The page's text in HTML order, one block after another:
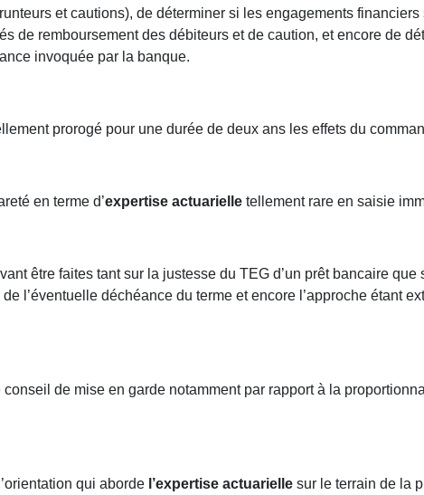
et cautions), de déterminer si les engagements
de remboursement des débiteurs et de caution, et encore de
invoquée par la banque.
prorogé pour une durée de deux ans les effets du
en terme d’expertise actuarielletellement rare en saisie
être faites tant sur la justesse du TEG d’un prêt bancaire
l’éventuelle déchéance du terme et encore l’approche étant
de mise en garde notamment par rapport à la
qui aborde l’expertise actuarielle sur le terrain de la